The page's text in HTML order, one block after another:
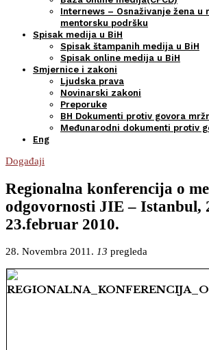
Internews – Osnaživanje žena u
mentorsku podršku
Spisak medija u BiH
Spisak štampanih medija u BiH
Spisak online medija u BiH
Smjernice i zakoni
Ljudska prava
Novinarski zakoni
Preporuke
BH Dokumenti protiv govora
Međunarodni dokumenti protiv
Eng
Događaji
Regionalna konferencija o
odgovornosti JIE – Istanbul,
23.februar 2010.
28. Novembra 2011. 13 pregleda